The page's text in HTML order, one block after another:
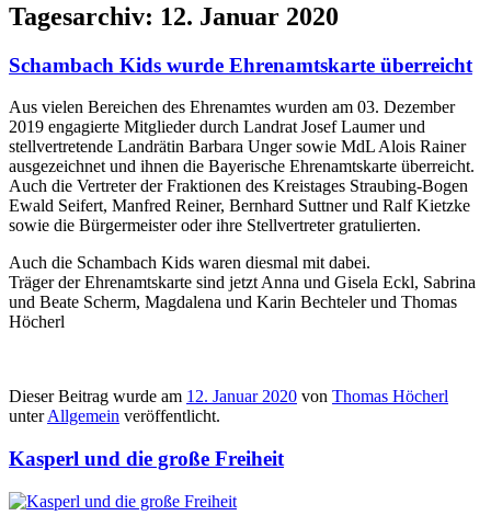
Tagesarchiv: 12. Januar 2020
Schambach Kids wurde Ehrenamtskarte überreicht
Aus vielen Bereichen des Ehrenamtes wurden am 03. Dezember
2019 engagierte Mitglieder durch Landrat Josef Laumer und
stellvertretende Landrätin Barbara Unger sowie MdL Alois Rainer
ausgezeichnet und ihnen die Bayerische Ehrenamtskarte überreicht.
Auch die Vertreter der Fraktionen des Kreistages Straubing-Bogen
Ewald Seifert, Manfred Reiner, Bernhard Suttner und Ralf Kietzke
sowie die Bürgermeister oder ihre Stellvertreter gratulierten.
Auch die Schambach Kids waren diesmal mit dabei.
Träger der Ehrenamtskarte sind jetzt Anna und Gisela Eckl, Sabrina
und Beate Scherm, Magdalena und Karin Bechteler und Thomas
Höcherl
Dieser Beitrag wurde am 12. Januar 2020 von Thomas Höcherl
unterAllgemein veröffentlicht.
Kasperl und die große Freiheit